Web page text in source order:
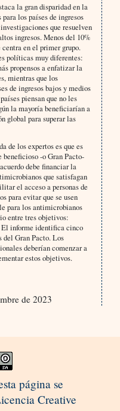
la gran disparidad en la
los países de ingresos
que resuelven
ingresos. Menos del 10%
en el primer grupo.
políticas muy diferentes:
propensos a enfatizar la
mientras que los
de ingresos bajos y medios
piensan que no les
la mayoría beneficiarían a
global para superar las
de los expertos es que es
-o Gran Pacto-
debe financiar la
que satisfagan
el acceso a personas de
para evitar que se usen
para los antimicrobianos
entre tres objetivos:
El informe identifica cinco
del Gran Pacto. Los
deberían comenzar a
estos objetivos.
de 2023
página se
Creative